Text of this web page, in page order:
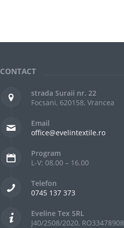
CONTACT
strada Suraii nr. 22
Focsani, 620158, Vrancea
Email
office@evelintextile.ro
Program
L-V: 08.00 – 16.00
Telefon
0745 137 373
Eveline Tex SRL
J40/2508/2020, RO33478908